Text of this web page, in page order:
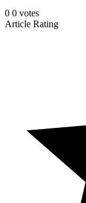
0 0 votes
Article Rating